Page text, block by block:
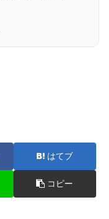
はてブ
コピー